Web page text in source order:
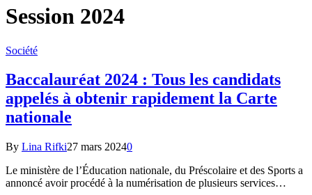
Session 2024
Société
Baccalauréat 2024 : Tous les candidats
appelés à obtenir rapidement la Carte
nationale
By Lina Rifki27 mars 20240
Le ministère de l’Éducation nationale, du Préscolaire et des Sports a
annoncé avoir procédé à la numérisation de plusieurs services…